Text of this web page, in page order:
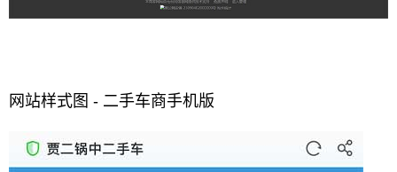
网站样式图 - 二手车商手机版